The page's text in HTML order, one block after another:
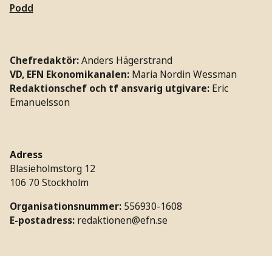
Podd
Chefredaktör:Anders Hägerstrand
VD, EFN Ekonomikanalen: Maria Nordin Wessman
Redaktionschef och tf ansvarig utgivare: Eric
Emanuelsson
Adress
Blasieholmstorg 12
106 70 Stockholm
Organisationsnummer: 556930-1608
E-postadress: redaktionen@efn.se